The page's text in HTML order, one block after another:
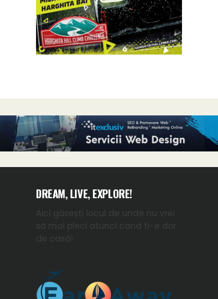
DREAM, LIVE, EXPLORE!
Aici găsești locul de unde nu vrei
să mai pleci atunci cand ti-e dor
de casă!